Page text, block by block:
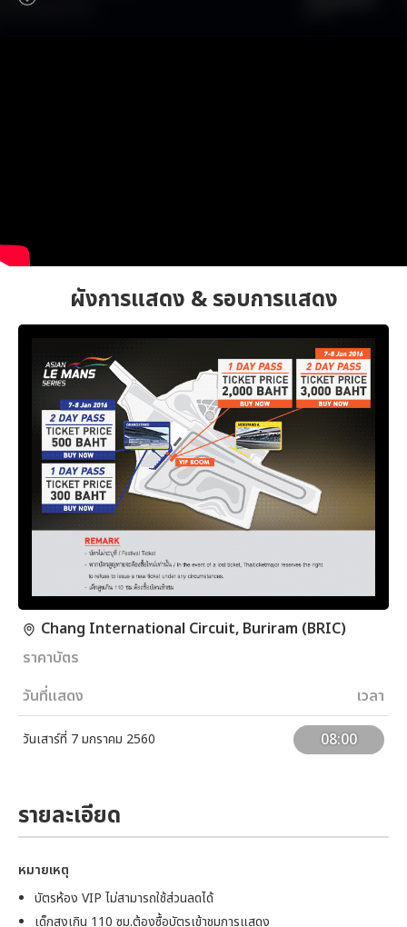
ผังการแสดง & รอบการแสดง
Chang International Circuit, Buriram (BRIC)
ราคาบัตร
วันที่แสดง
เวลา
วันเสาร์ที่ 7 มกราคม 2560 08:00
รายละเอียด
หมายเหตุ
บัตรห้อง VIP ไม่สามารถใช้ส่วนลดได้
เด็กสูงเกิน 110 ซม.ต้องซื้อบัตรเข้าชมการแสดง